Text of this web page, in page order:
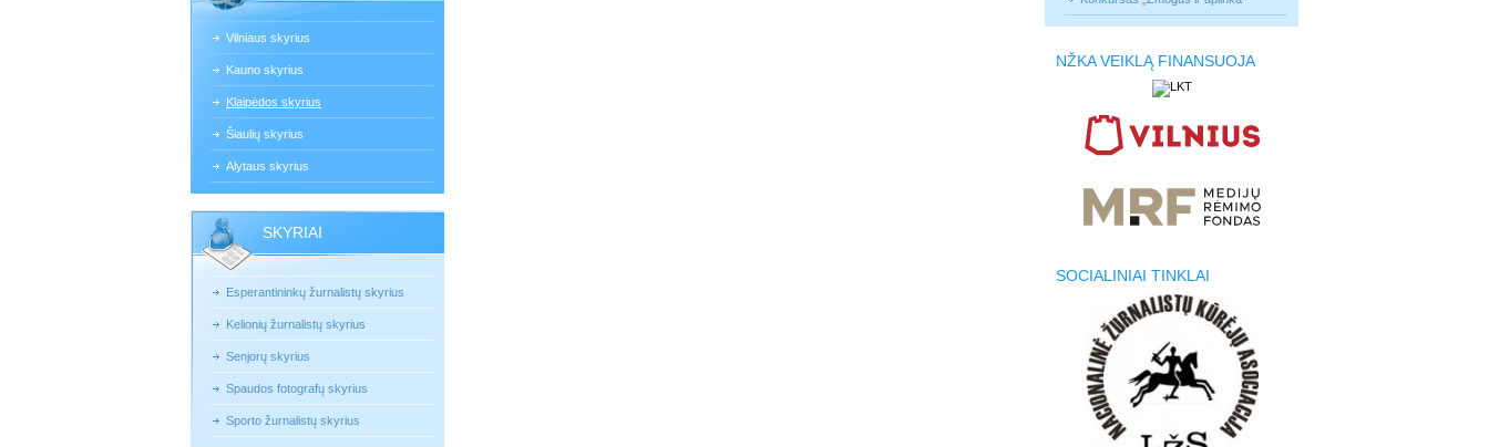
Vilniaus skyrius
Kauno skyrius
Klaipėdos skyrius
Šiaulių skyrius
Alytaus skyrius
SKYRIAI
Esperantininkų žurnalistų skyrius
Kelionių žurnalistų skyrius
Senjorų skyrius
Spaudos fotografų skyrius
Sporto žurnalistų skyrius
NŽKA VEIKLĄ FINANSUOJA
SOCIALINIAI TINKLAI